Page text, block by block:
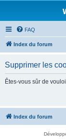
FAQ
Index du forum
Supprimer les
Êtes-vous sûr de
Index du forum